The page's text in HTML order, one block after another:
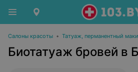
Салоны красоты • Татуаж, перманентный
Биотатуаж бровей в